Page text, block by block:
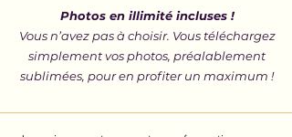
Photos en illimité incluses !
Vous n’avez pas à choisir. Vous téléchargez
simplement vos photos, préalablement
sublimées, pour en profiter un maximum !